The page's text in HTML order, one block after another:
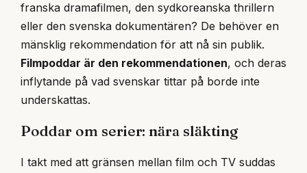
franska dramafilmen, den sydkoreanska thrillern
eller den svenska dokumentären? De behöver en
mänsklig rekommendation för att nå sin publik.
Filmpoddar är den rekommendationen, och deras
inflytande på vad svenskar tittar på borde inte
underskattas.
Poddar om serier: nära släkting
I takt med att gränsen mellan film och TV suddas